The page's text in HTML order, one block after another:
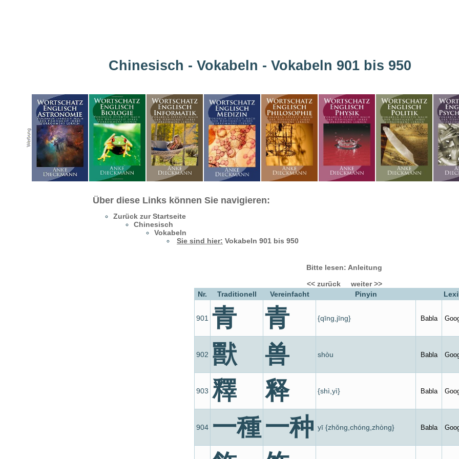
Chinesisch - Vokabeln - Vokabeln 901 bis 950
Über diese Links können Sie navigieren:
Zurück zur Startseite
Chinesisch
Vokabeln
Sie sind hier: Vokabeln 901 bis 950
Bitte lesen: Anleitung
<< zurück
weiter >>
Nr.
Traditionell Vereinfacht Pinyin
901 青 青 {qīng,jīng} Babla
902 獸 兽 shòu Babla
903 釋 释 {shì,yì} Babla
904 一種一种 yī {zhǒng,chóng,zhòng} Babla